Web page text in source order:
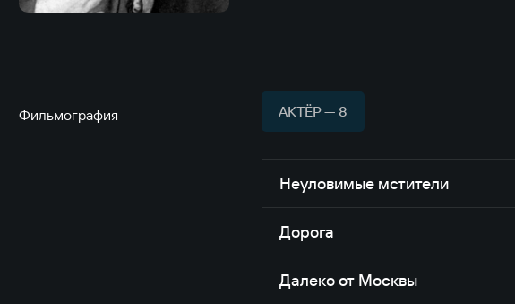
Фильмография АКТЁР — 8
Неуловимые мстители
Дорога
Далеко от Москвы